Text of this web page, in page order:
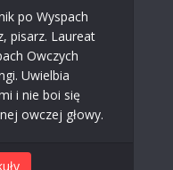
po Wyspach
pisarz. Laureat
Owczych
Uwielbia
i nie boi się
owczej głowy.